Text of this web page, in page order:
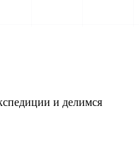
и делимся